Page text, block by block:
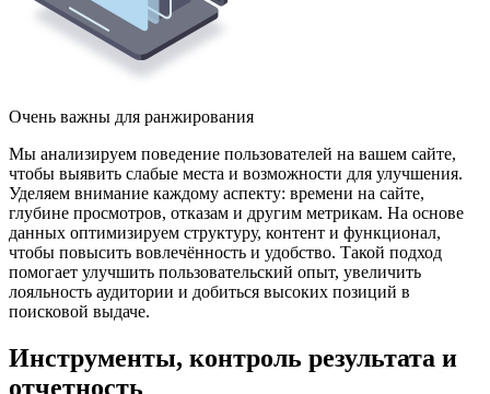
Очень важны для ранжирования
Мы анализируем поведение пользователей на вашем сайте,
чтобы выявить слабые места и возможности для улучшения.
Уделяем внимание каждому аспекту: времени на сайте,
глубине просмотров, отказам и другим метрикам. На основе
данных оптимизируем структуру, контент и функционал,
чтобы повысить вовлечённость и удобство. Такой подход
помогает улучшить пользовательский опыт, увеличить
лояльность аудитории и добиться высоких позиций в
поисковой выдаче.
Инструменты, контроль результата и
отчетность